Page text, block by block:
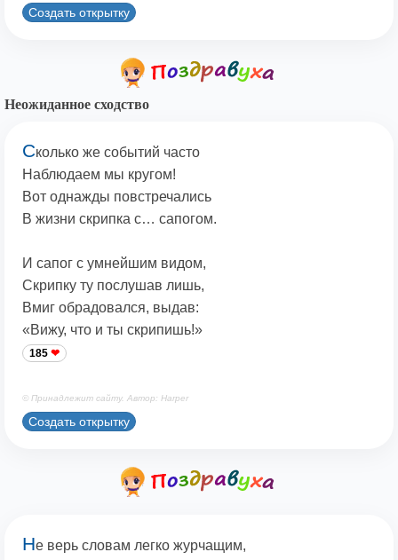
Создать открытку
Неожиданное сходство
Сколько же событий часто
Наблюдаем мы кругом!
Вот однажды повстречались
В жизни скрипка с… сапогом.
И сапог с умнейшим видом,
Скрипку ту послушав лишь,
Вмиг обрадовался, выдав:
«Вижу, что и ты скрипишь!»
185
© Принадлежит сайту. Автор: Harper
Создать открытку
Не верь словам легко журчащим,